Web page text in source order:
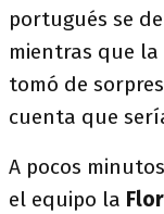
portugués se
mientras que
tomó de
cuenta que
A pocos
el equipo la